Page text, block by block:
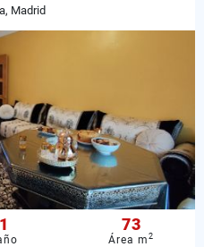
Madrid
1 73
Área m2